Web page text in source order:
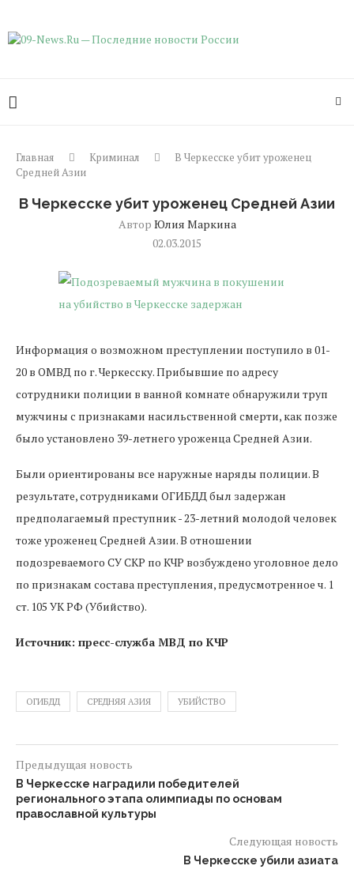
Главная Криминал
В Черкесске убит уроженец
Средней Азии
В Черкесске убит уроженец Средней Азии
Автор Юлия Маркина
02.03.2015
Информация о возможном преступлении поступило в 01-
20 в ОМВД по г. Черкесску. Прибывшие по адресу
сотрудники полиции в ванной комнате обнаружили труп
мужчины с признаками насильственной смерти, как позже
было установлено 39-летнего уроженца Средней Азии.
Были ориентированы все наружные наряды полиции. В
результате, сотрудниками ОГИБДД был задержан
предполагаемый преступник - 23-летний молодой человек
тоже уроженец Средней Азии. В отношении
подозреваемого СУ СКР по КЧР возбуждено уголовное дело
по признакам состава преступления, предусмотренное ч. 1
ст. 105 УК РФ (Убийство).
Источник: пресс-служба МВД по КЧР
ОГИБДД СРЕДНЯЯ АЗИЯ УБИЙСТВО
Предыдущая новость
В Черкесске наградили победителей
регионального этапа олимпиады по основам
православной культуры
Следующая новость
В Черкесске убили азиата